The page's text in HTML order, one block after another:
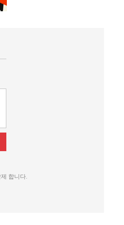
합니다.